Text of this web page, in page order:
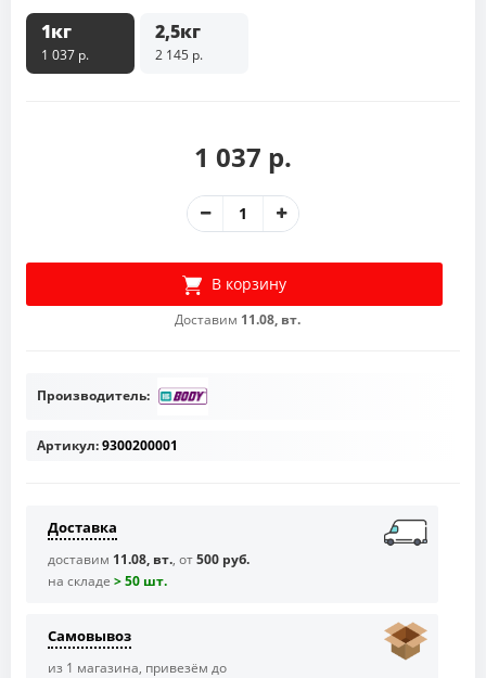
1кг
1 037 р.
2,5кг
2 145 р.
1 037 р.
В корзину
Доставим 11.08, вт.
Производитель:
Артикул:9300200001
Доставка
доставим 11.08, вт., от500 руб.
на складе > 50 шт.
Самовывоз
из 1 магазина, привезём до